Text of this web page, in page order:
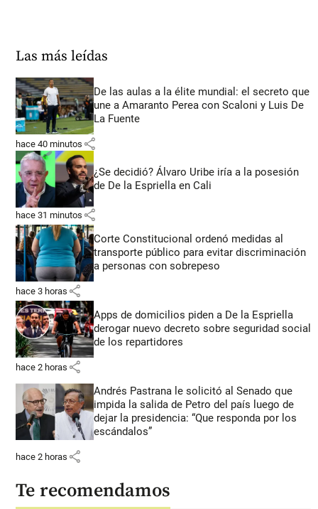
Las más leídas
De las aulas a la élite mundial: el secreto que
une a Amaranto Perea con Scaloni y Luis De
La Fuente
hace 40 minutos share
¿Se decidió? Álvaro Uribe iría a la posesión
de De la Espriella en Cali
hace 31 minutos share
Corte Constitucional ordenó medidas al
transporte público para evitar discriminación
a personas con sobrepeso
hace 3 horas share
Apps de domicilios piden a De la Espriella
derogar nuevo decreto sobre seguridad social
de los repartidores
hace 2 horas share
Andrés Pastrana le solicitó al Senado que
impida la salida de Petro del país luego de
dejar la presidencia: “Que responda por los
escándalos”
hace 2 horas share
Te recomendamos